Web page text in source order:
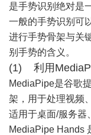
是手势识别绝对是
一般的手势识别可
进行手势骨架与关
别手势的含义。
(1) 利用
MediaPipe是谷歌
架，用于处理视频
适用于桌面/服务器
MediaPipe Hands